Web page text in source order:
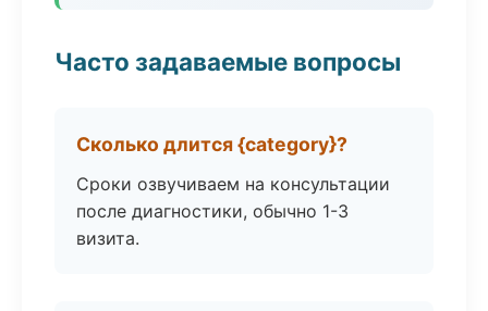
Часто задаваемые вопросы
Сколько длится {category}?
Сроки озвучиваем на консультации
после диагностики, обычно 1-3
визита.